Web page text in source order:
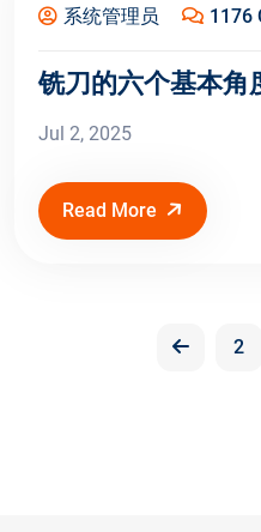
系统管理员 1176
铣刀的六个基本角
Jul 2, 2025
Read More
2